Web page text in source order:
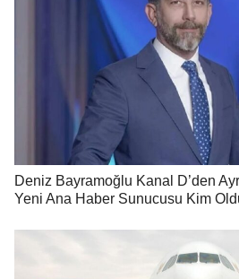
Deniz Bayramoğlu Kanal D’den
Yeni Ana Haber Sunucusu Kim